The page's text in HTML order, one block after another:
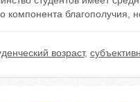
компонента благополучия,
возраст,